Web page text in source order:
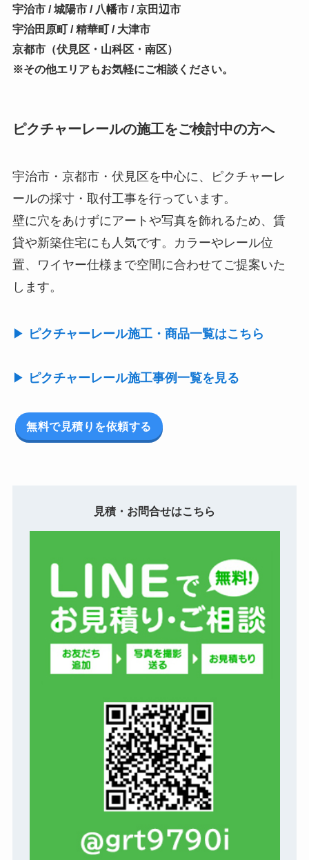
宇治市 / 城陽市 / 八幡市 / 京田辺市
宇治田原町 / 精華町 / 大津市
京都市（伏見区・山科区・南区）
※その他エリアもお気軽にご相談ください。
ピクチャーレールの施工をご検討中の方へ
宇治市・京都市・伏見区を中心に、ピクチャーレ
ールの採寸・取付工事を行っています。
壁に穴をあけずにアートや写真を飾れるため、賃
貸や新築住宅にも人気です。カラーやレール位
置、ワイヤー仕様まで空間に合わせてご提案いた
します。
▶ ピクチャーレール施工・商品一覧はこちら
▶ ピクチャーレール施工事例一覧を見る
無料で見積りを依頼する
見積・お問合せはこちら